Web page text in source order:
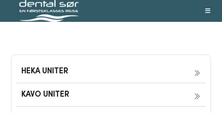
HEKA UNITER
KAVO UNITER